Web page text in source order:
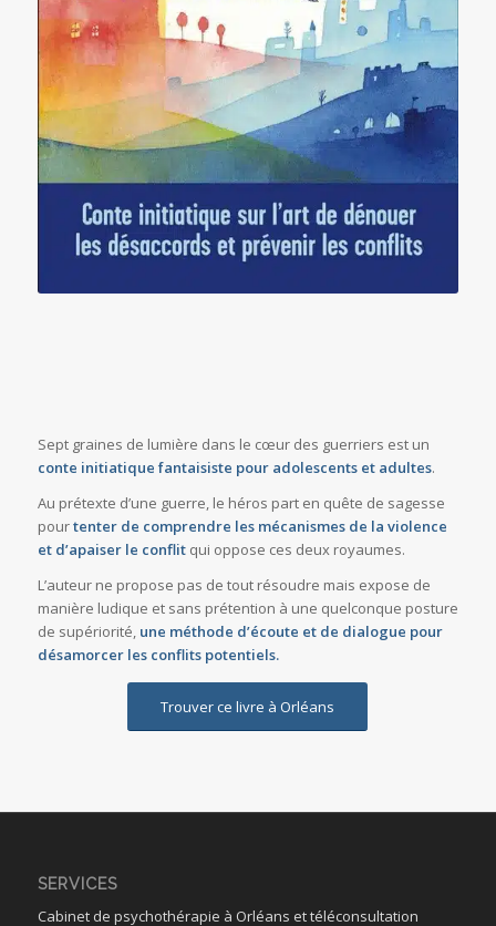
Sept graines de lumière dans le cœur des guerriers est un
conte initiatique fantaisiste pour adolescents et adultes.
Au prétexte d’une guerre, le héros part en quête de sagesse
pourtenter de comprendre les mécanismes de la violence
et d’apaiser le conflitqui oppose ces deux royaumes.
L’auteur ne propose pas de tout résoudre mais expose de
manière ludique et sans prétention à une quelconque posture
de supériorité, une méthode d’écoute et de dialogue pour
désamorcer les conflits potentiels.
Trouver ce livre à Orléans
SERVICES
Cabinet de psychothérapie à Orléans et téléconsultation